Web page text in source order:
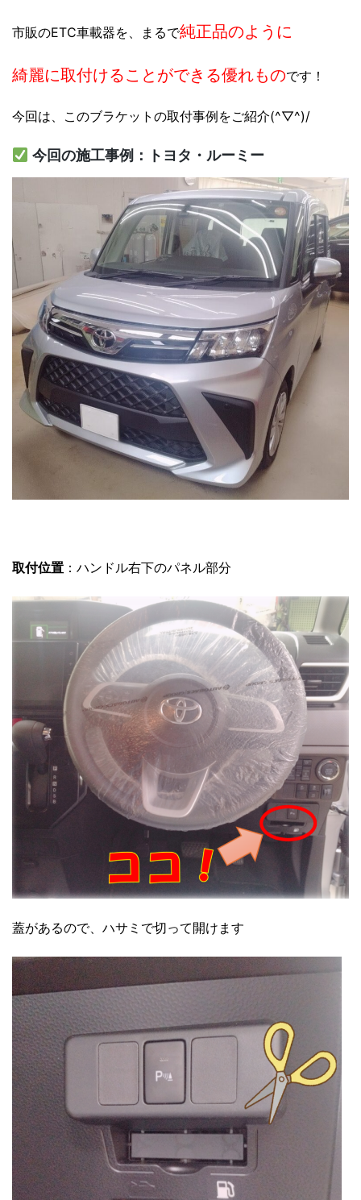
市販のETC車載器を、まるで純正品のように
綺麗に取付けることができる優れものです！
今回は、このブラケットの取付事例をご紹介(^▽^)/
今回の施工事例：トヨタ・ルーミー
取付位置 ：ハンドル右下のパネル部分
蓋があるので、ハサミで切って開けます